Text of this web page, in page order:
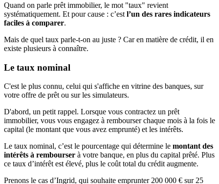
Quand on parle prêt immobilier, le mot "taux" revient
systématiquement. Et pour cause : c’est l’un des rares indicateurs
faciles à comparer.
Mais de quel taux parle-t-on au juste ? Car en matière de crédit, il en
existe plusieurs à connaître.
Le taux nominal
C'est le plus connu, celui qui s'affiche en vitrine des banques, sur
votre offre de prêt ou sur les simulateurs.
D'abord, un petit rappel. Lorsque vous contractez un prêt
immobilier, vous vous engagez à rembourser chaque mois à la fois le
capital (le montant que vous avez emprunté) et les intérêts.
Le taux nominal, c’est le pourcentage qui détermine le montant des
intérêts à rembourser à votre banque, en plus du capital prêté. Plus
ce taux d’intérêt est élevé, plus le coût total du crédit augmente.
Prenons le cas d’Ingrid, qui souhaite emprunter 200 000 € sur 25